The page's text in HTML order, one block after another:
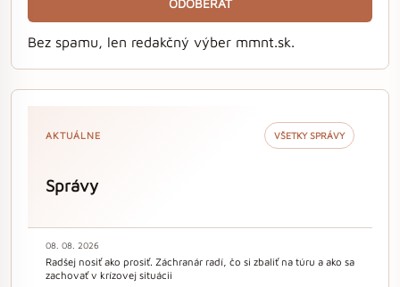
ODOBERAŤ
Bez spamu, len redakčný výber mmnt.sk.
AKTUÁLNE VŠETKY SPRÁVY
Správy
08. 08. 2026
Radšej nosiť ako prosiť. Záchranár radí, čo si zbaliť na túru a ako sa
zachovať v krízovej situácii